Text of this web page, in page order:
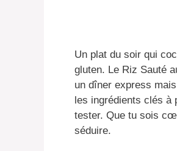
Un plat du soir qui
gluten. Le Riz Sauté
un dîner express
les ingrédients clés à
tester. Que tu sois
séduire.